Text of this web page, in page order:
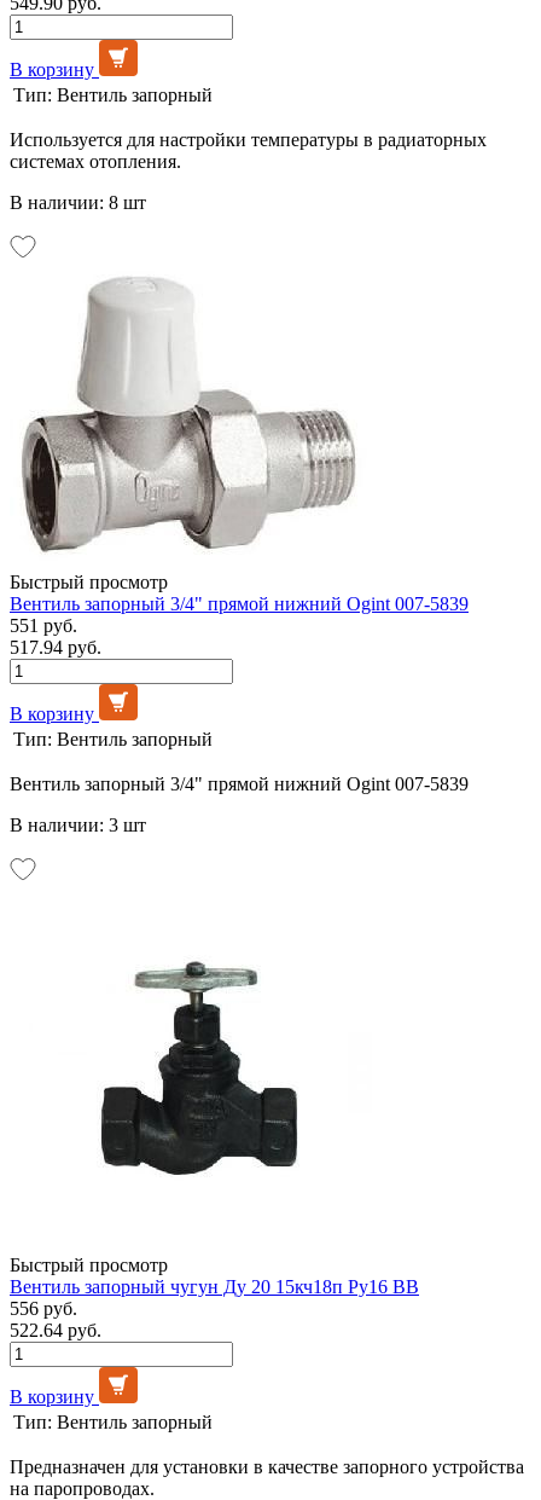
В корзину
Тип: Вентиль запорный
Используется для настройки температуры в радиаторных
системах отопления.
В наличии: 8 шт
Быстрый просмотр
Вентиль запорный 3/4" прямой нижний Ogint 007-5839
551 руб.
517.94 руб.
В корзину
Тип: Вентиль запорный
Вентиль запорный 3/4" прямой нижний Ogint 007-5839
В наличии: 3 шт
Быстрый просмотр
Вентиль запорный чугун Ду 20 15кч18п Ру16 ВВ
556 руб.
522.64 руб.
В корзину
Тип: Вентиль запорный
Предназначен для установки в качестве запорного устройства
на паропроводах.